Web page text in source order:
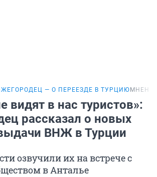
— О ПЕРЕЕЗДЕ В ТУРЦИЮ
видят в нас туристов»:
рассказал о новых
ВНЖ в Турции
озвучили их на встрече с
в Анталье